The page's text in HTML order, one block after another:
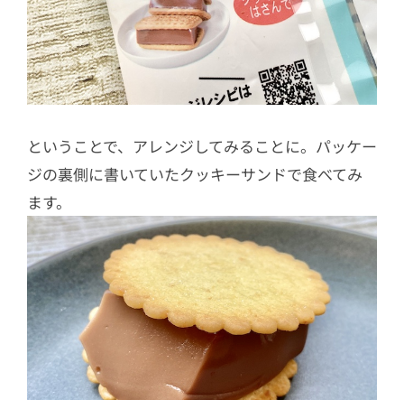
ということで、アレンジしてみることに。パッケー
ジの裏側に書いていたクッキーサンドで食べてみ
ます。